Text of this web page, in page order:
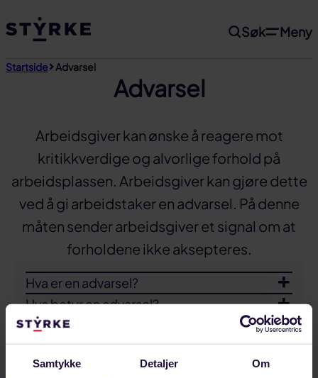
Samtykke Detaljer Om
til
Søk Meny
Startside Advarsel
Advarsel
Arbeidsgiver kan ønske å reagere mot
kritikkverdige og alvorlige forhold på
arbeidsplassen. Arbeidsgiver kan gjøre dette
ved å gi arbeidstaker en advarsel. På denne
måten sender arbeidsgiver et signal om at
forholdene ikke aksepteres.
Hva er en advarsel?
Hva betyr en advarsel?
Hva bør du gjøre om du får en advarsel?Til toppen